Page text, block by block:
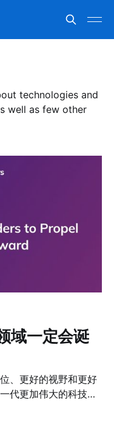
technologies and
well as few other
域一定会诞
、更好的视野和更好
代更加伟大的科技公